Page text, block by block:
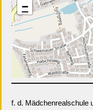
−
f. d. Mädchenrealschule